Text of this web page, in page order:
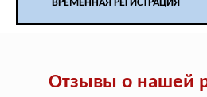
ВРЕМЕННАЯ РЕГИСТРАЦИЯ
Отзывы о нашей